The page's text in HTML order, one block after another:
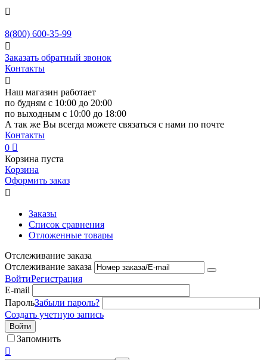

8(800) 600-35-99

Заказать обратный звонок
Контакты

Наш магазин работает
по будням с 10:00 до 20:00
по выходным с 10:00 до 18:00
А так же Вы всегда можете связаться с нами по почте
Контакты
0 
Корзина пуста
Корзина
Оформить заказ

Заказы
Список сравнения
Отложенные товары
Отслеживание заказа
Отслеживание заказа
ВойтиРегистрация
E-mail
ПарольЗабыли пароль?
Создать учетную запись
Войти
Запомнить
